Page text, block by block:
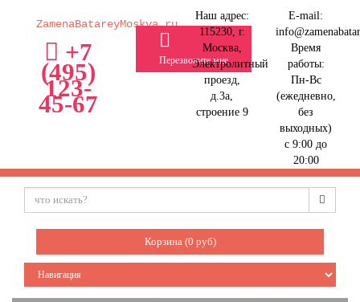
ZamenaBatareyMoskva.ru
+7
(495)
123-
45-67
Перезвоните мне
Наш адрес:
115230, г.
Москва,
Электролитный
проезд,
д.3а,
строение 9
E-mail:
Время
работы:
Пн-Вс
(ежедневно,
без
выходных)
с 9:00 до
20:00
Корзина (0 руб)